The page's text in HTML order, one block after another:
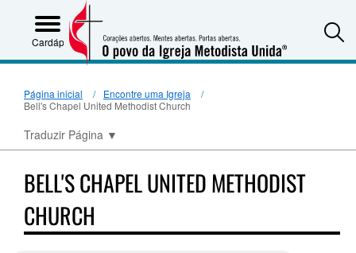
Cardápio
Página inicial
Encontre uma Igreja
Bell's Chapel United Methodist Church
Traduzir Página ▼
BELL'S CHAPEL UNITED METHODIST
CHURCH